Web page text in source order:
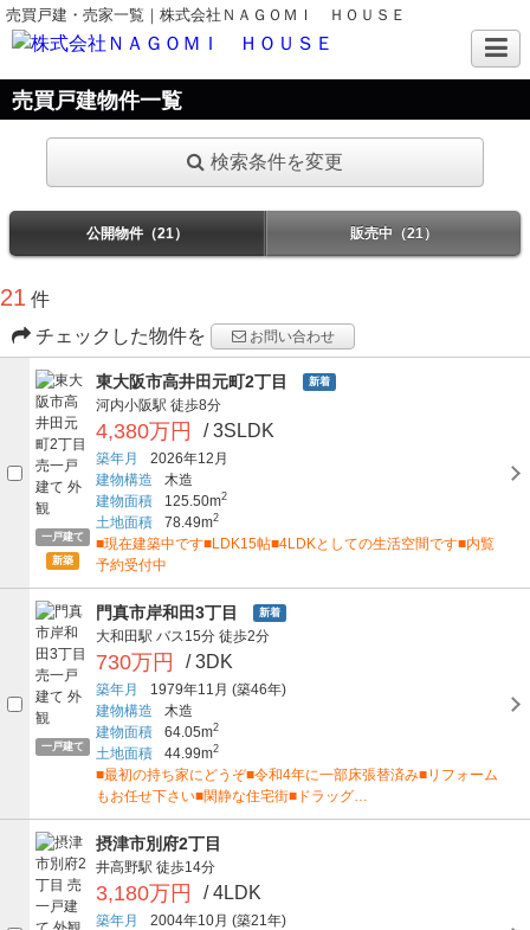
売買戸建・売家一覧｜株式会社ＮＡＧＯＭＩ ＨＯＵＳＥ
売買戸建物件一覧
検索条件を変更
公開物件（21） 販売中（21）
21 件
チェックした物件を
お問い合わせ
一戸建て
新築
東大阪市高井田元町2丁目 新着
河内小阪駅 徒歩8分
4,380万円 / 3SLDK
築年月
2026年12月
建物構造
木造
建物面積
125.50m2
土地面積 78.49m2
■現在建築中です■LDK15帖■4LDKとしての生活空間です■内覧
予約受付中
一戸建て
門真市岸和田3丁目 新着
大和田駅 バス15分 徒歩2分
730万円 / 3DK
築年月 1979年11月 (築46年)
建物構造
木造
建物面積
64.05m2
土地面積 44.99m2
■最初の持ち家にどうぞ■令和4年に一部床張替済み■リフォーム
もお任せ下さい■閑静な住宅街■ドラッグ…
摂津市別府2丁目
井高野駅 徒歩14分
3,180万円 / 4LDK
築年月 2004年10月 (築21年)